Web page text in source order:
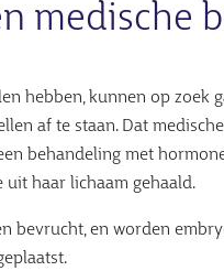
medische
hebben, kunnen op zoek
af te staan. Dat
behandeling met
haar lichaam gehaald.
bevrucht, en worden